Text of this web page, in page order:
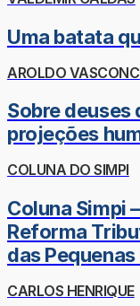
Uma batata
AROLDO
Sobre deuses
projeções
COLUNA DO SIMPI
Coluna Simpi
Reforma
das
CARLOS HENRIQUE